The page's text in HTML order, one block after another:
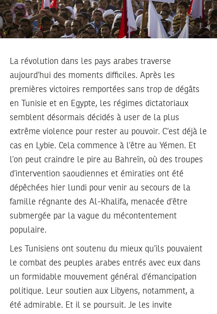
La révolution dans les pays arabes traverse
aujourd’hui des moments difficiles. Après les
premières victoires remportées sans trop de dégâts
en Tunisie et en Egypte, les régimes dictatoriaux
semblent désormais décidés à user de la plus
extrême violence pour rester au pouvoir. C’est déjà le
cas en Lybie. Cela commence à l’être au Yémen. Et
l’on peut craindre le pire au Bahreïn, où des troupes
d’intervention saoudiennes et émiraties ont été
dépêchées hier lundi pour venir au secours de la
famille régnante des Al-Khalifa, menacée d’être
submergée par la vague du mécontentement
populaire.
Les Tunisiens ont soutenu du mieux qu’ils pouvaient
le combat des peuples arabes entrés avec eux dans
un formidable mouvement général d’émancipation
politique. Leur soutien aux Libyens, notamment, a
été admirable. Et il se poursuit. Je les invite